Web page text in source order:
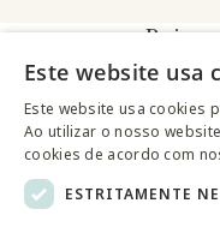
Baixe
Este website usa
Este website usa cookies
Ao utilizar o nosso
cookies de acordo com
ESTRITAMENTE